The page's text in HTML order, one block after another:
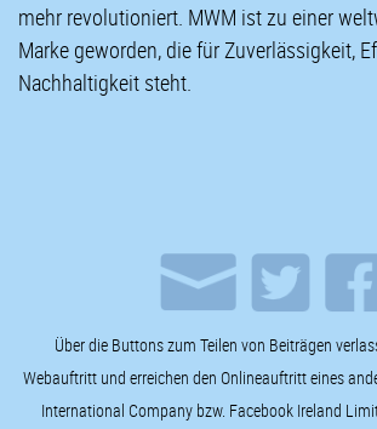
mehr revolutioniert. MWM ist zu einer
Marke geworden, die für Zuverlässigkeit,
Nachhaltigkeit steht.
Über die Buttons zum Teilen von Beiträgen
Webauftritt und erreichen den Onlineauftritt eines
International Company bzw. Facebook Ireland